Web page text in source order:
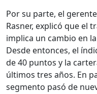
Por su parte, el
Rasner, explicó que el
implica un cambio en
Desde entonces, el
de 40 puntos y la
últimos tres años. En
segmento pasó de